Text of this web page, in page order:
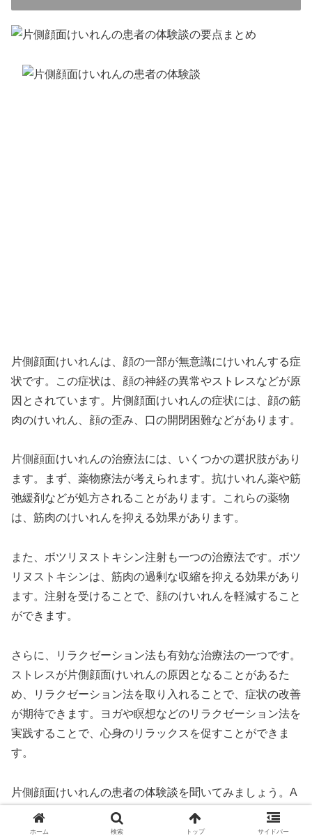
片側顔面けいれんは、顔の一部が無意識にけいれんする症
状です。この症状は、顔の神経の異常やストレスなどが原
因とされています。片側顔面けいれんの症状には、顔の筋
肉のけいれん、顔の歪み、口の開閉困難などがあります。
片側顔面けいれんの治療法には、いくつかの選択肢があり
ます。まず、薬物療法が考えられます。抗けいれん薬や筋
弛緩剤などが処方されることがあります。これらの薬物
は、筋肉のけいれんを抑える効果があります。
また、ボツリヌストキシン注射も一つの治療法です。ボツ
リヌストキシンは、筋肉の過剰な収縮を抑える効果があり
ます。注射を受けることで、顔のけいれんを軽減すること
ができます。
さらに、リラクゼーション法も有効な治療法の一つです。
ストレスが片側顔面けいれんの原因となることがあるた
め、リラクゼーション法を取り入れることで、症状の改善
が期待できます。ヨガや瞑想などのリラクゼーション法を
実践することで、心身のリラックスを促すことができま
す。
片側顔面けいれんの患者の体験談を聞いてみましょう。A
さんは、片側顔面けいれんの症状が出た時には、まずリラ
クゼーション法を試してみることにしています。彼女はヨ
ホーム 検索 トップ サイドバー